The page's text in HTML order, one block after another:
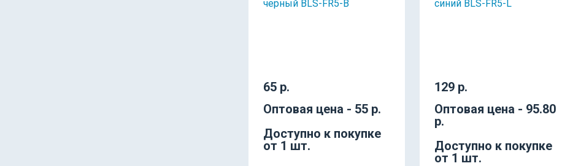
65 р.
Оптовая цена - 55 р.
Доступно к покупке
от 1 шт.
129 р.
Оптовая цена - 95.80
р.
Доступно к покупке
от 1 шт.